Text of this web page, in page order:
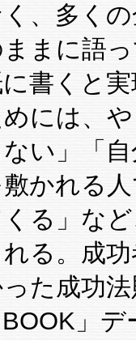
、多く
ままに語
書くと
には、
い」「
かれる
くる」な
る。成
た成功
BOOK」